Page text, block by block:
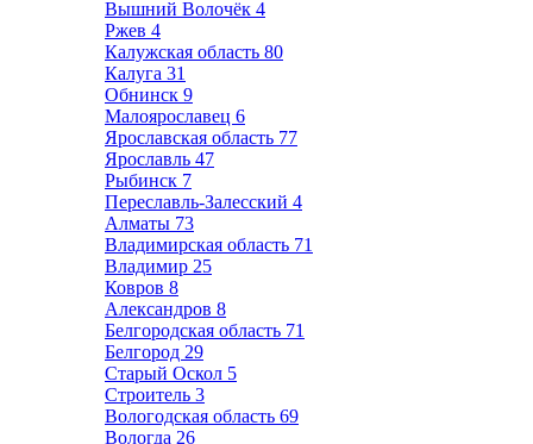
Вышний Волочёк 4
Ржев 4
Калужская область 80
Калуга 31
Обнинск 9
Малоярославец 6
Ярославская область 77
Ярославль 47
Рыбинск 7
Переславль-Залесский 4
Алматы 73
Владимирская область 71
Владимир 25
Ковров 8
Александров 8
Белгородская область 71
Белгород 29
Старый Оскол 5
Строитель 3
Вологодская область 69
Вологда 26